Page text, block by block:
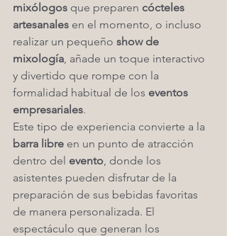
mixólogos que preparen cócteles
artesanales en el momento, o incluso
realizar un pequeño show de
mixología, añade un toque interactivo
y divertido que rompe con la
formalidad habitual de los eventos
empresariales.
Este tipo de experiencia convierte a la
barra libre en un punto de atracción
dentro del evento, donde los
asistentes pueden disfrutar de la
preparación de sus bebidas favoritas
de manera personalizada. El
espectáculo que generan los